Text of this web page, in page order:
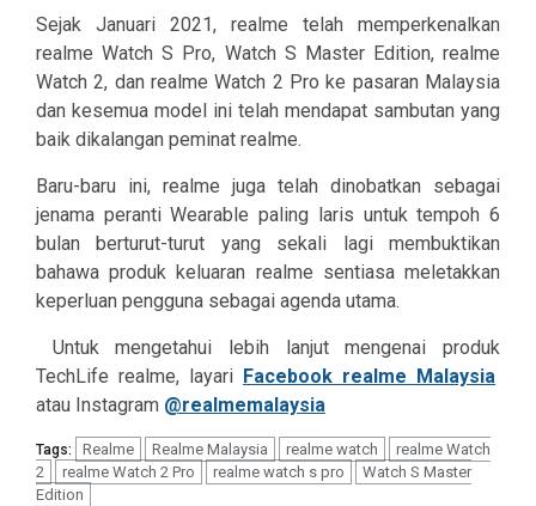
Sejak Januari 2021, realme telah memperkenalkan
realme Watch S Pro, Watch S Master Edition, realme
Watch 2, dan realme Watch 2 Pro ke pasaran Malaysia
dan kesemua model ini telah mendapat sambutan yang
baik dikalangan peminat realme.
Baru-baru ini, realme juga telah dinobatkan sebagai
jenama peranti Wearable paling laris untuk tempoh 6
bulan berturut-turut yang sekali lagi membuktikan
bahawa produk keluaran realme sentiasa meletakkan
keperluan pengguna sebagai agenda utama.
Untuk mengetahui lebih lanjut mengenai produk
TechLife realme, layari Facebook realme Malaysia
atau Instagram @realmemalaysia
Tags: Realme Realme Malaysia realme watch
realme Watch
2
realme Watch 2 Pro realme watch s pro
Watch S Master
Edition